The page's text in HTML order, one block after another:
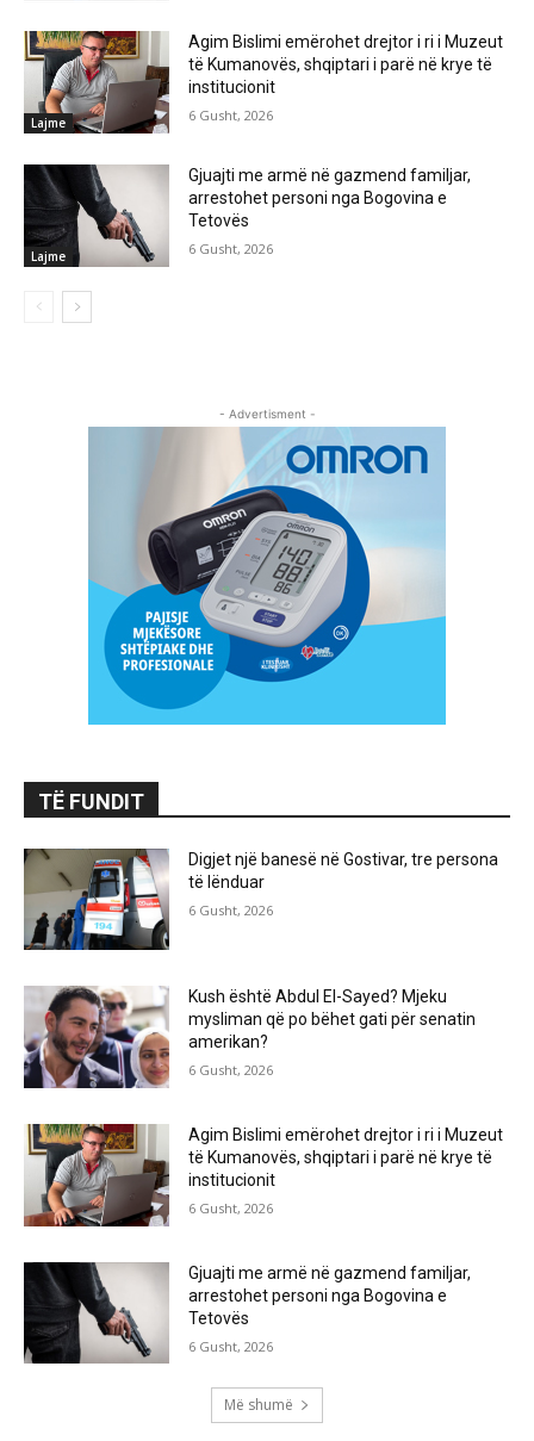
Lajme
Agim Bislimi emërohet drejtor i ri i Muzeut
të Kumanovës, shqiptari i parë në krye të
institucionit
6 Gusht, 2026
Lajme
Gjuajti me armë në gazmend familjar,
arrestohet personi nga Bogovina e
Tetovës
6 Gusht, 2026
- Advertisment -
TË FUNDIT
Digjet një banesë në Gostivar, tre persona
të lënduar
6 Gusht, 2026
Kush është Abdul El-Sayed? Mjeku
mysliman që po bëhet gati për senatin
amerikan?
6 Gusht, 2026
Agim Bislimi emërohet drejtor i ri i Muzeut
të Kumanovës, shqiptari i parë në krye të
institucionit
6 Gusht, 2026
Gjuajti me armë në gazmend familjar,
arrestohet personi nga Bogovina e
Tetovës
6 Gusht, 2026
Më shumë